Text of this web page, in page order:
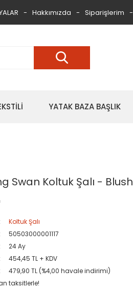
Hakkımızda Siparişlerim
YATAK BAZA BAŞLIK
Swan Koltuk Şalı - Blush
Koltuk Şalı
50503000001117
24 Ay
454,45 TL + KDV
479,90 TL (%4,00 havale indirimi)
taksitlerle!